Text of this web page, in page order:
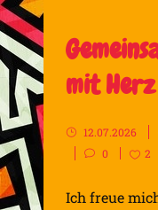
mit Herz
12.07.2026
0
2
Ich freue